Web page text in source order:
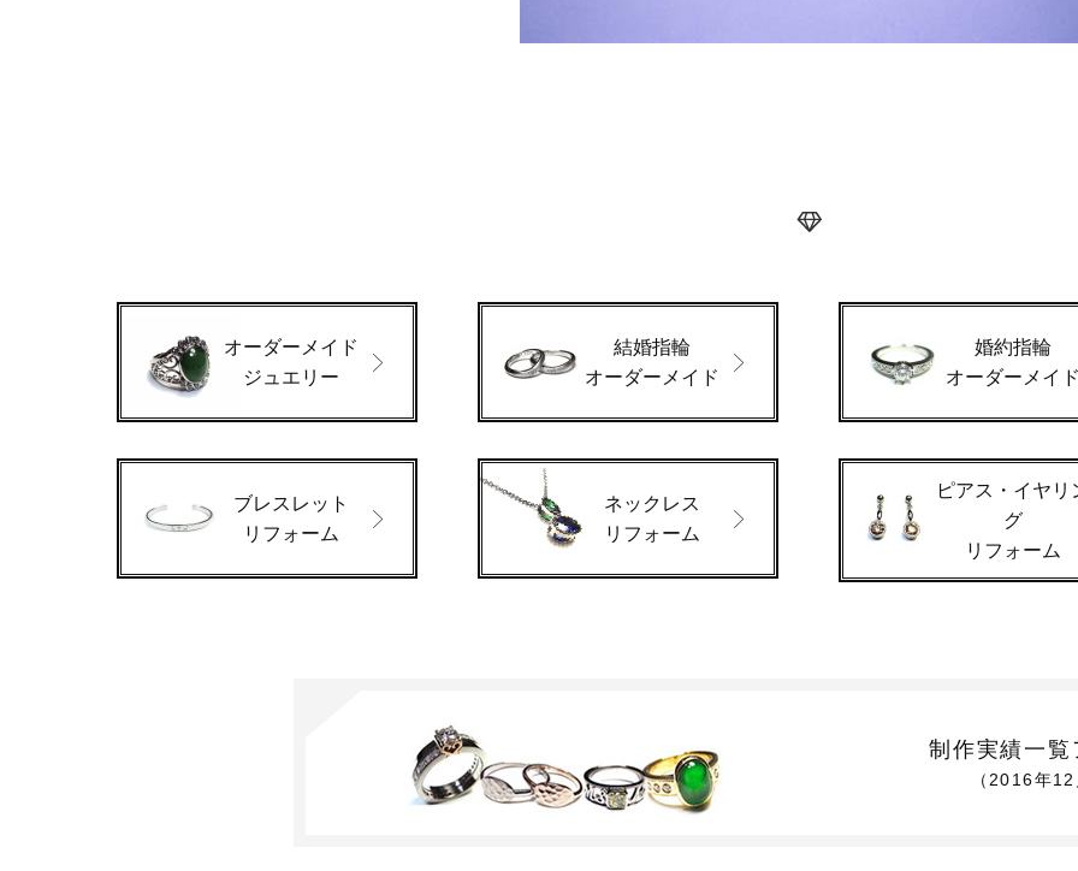
オーダーメイド
ジュエリー
結婚指輪
オーダーメイド
婚約指輪
オーダーメイド
ブレスレット
リフォーム
ネックレス
リフォーム
ピアス・イヤリ
グ
リフォーム
制作実績一覧
（2016年12